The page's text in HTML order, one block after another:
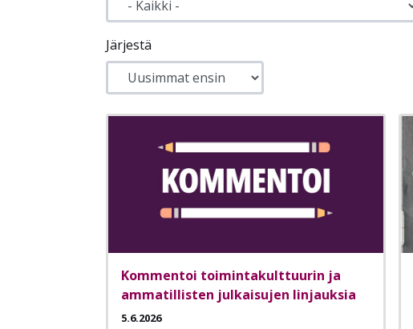
Järjestä
Kommentoi toimintakulttuurin ja
ammatillisten julkaisujen linjauksia
5.6.2026